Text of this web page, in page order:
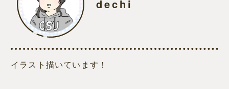
dechi
イラスト描いています！